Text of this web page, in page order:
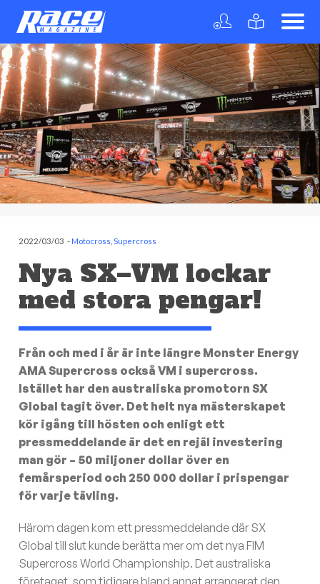
2022/03/03 -Motocross Supercross
Nya SX–VM lockar
med stora pengar!
Från och med i år är inte längre Monster Energy
AMA Supercross också VM i supercross.
Istället har den australiska promotorn SX
Global tagit över. Det helt nya mästerskapet
kör igång till hösten och enligt ett
pressmeddelande är det en rejäl investering
man gör – 50 miljoner dollar över en
femårsperiod och 250 000 dollar i prispengar
för varje tävling.
Härom dagen kom ett pressmeddelande där SX
Global till slut kunde berätta mer om det nya FIM
Supercross World Championship. Det australiska